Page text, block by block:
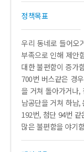
정책목표
우리 동네로 들어오
부족으로 인해 제안
대한 불편함이 증가
700번 버스같은 경
을 거쳐 돌아가거나,
남공단을 거쳐 하남,
192번, 첨단 94번
많은 불편함을 야기